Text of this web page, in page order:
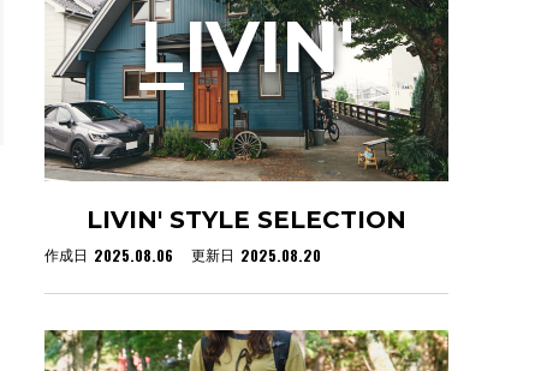
LIVIN' STYLE SELECTION
作成日 2025.08.06 更新日 2025.08.20
LIVIN'